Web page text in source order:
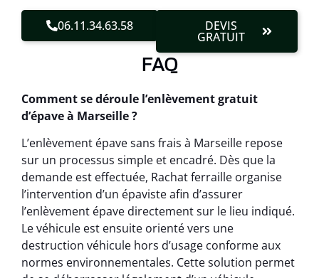
06.11.34.63.58 DEVIS
GRATUIT
FAQ
Comment se déroule l’enlèvement gratuit
d’épave à Marseille ?
L’enlèvement épave sans frais à Marseille repose
sur un processus simple et encadré. Dès que la
demande est effectuée, Rachat ferraille organise
l’intervention d’un épaviste afin d’assurer
l’enlèvement épave directement sur le lieu indiqué.
Le véhicule est ensuite orienté vers une
destruction véhicule hors d’usage conforme aux
normes environnementales. Cette solution permet